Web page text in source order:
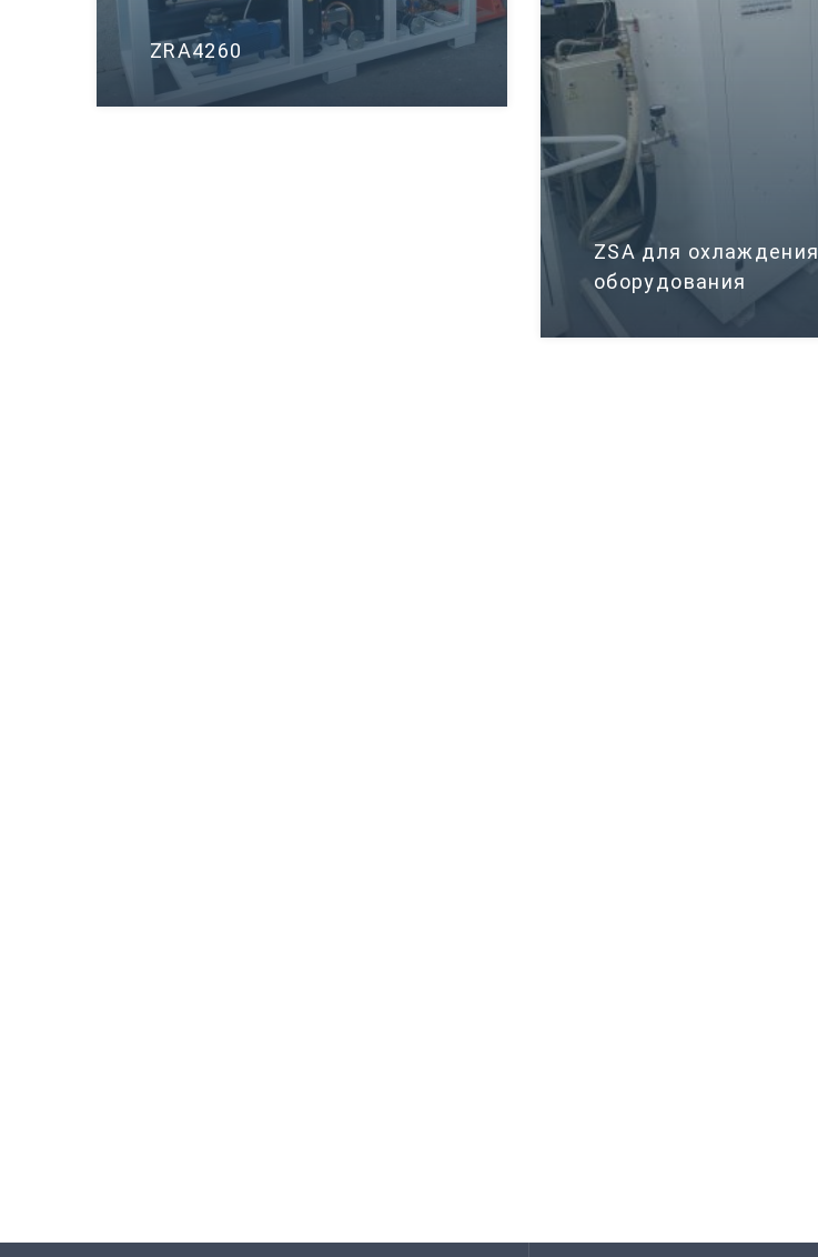
ZRA4260
ZSA для охлаждения
оборудования